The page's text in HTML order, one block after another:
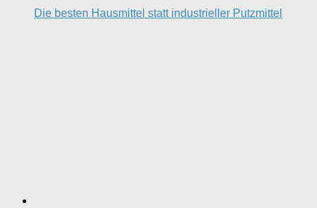
Die besten Hausmittel statt industrieller Putzmittel